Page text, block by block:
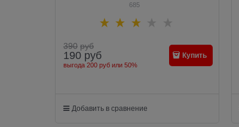
685
390 руб
190 руб
выгода 200 руб или 50%
Купить
Добавить в сравнение